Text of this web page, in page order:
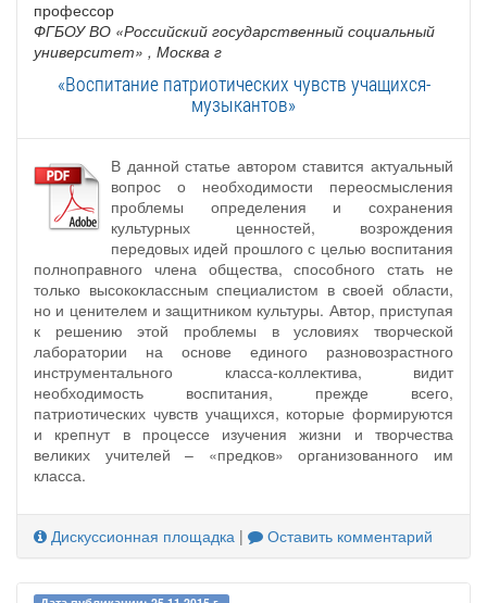
профессор
ФГБОУ ВО «Российский государственный социальный
университет» , Москва г
«Воспитание патриотических чувств учащихся-
музыкантов»
В данной статье автором ставится актуальный
вопрос о необходимости переосмысления
проблемы определения и сохранения
культурных ценностей, возрождения
передовых идей прошлого с целью воспитания
полноправного члена общества, способного стать не
только высококлассным специалистом в своей области,
но и ценителем и защитником культуры. Автор, приступая
к решению этой проблемы в условиях творческой
лаборатории на основе единого разновозрастного
инструментального класса-коллектива, видит
необходимость воспитания, прежде всего,
патриотических чувств учащихся, которые формируются
и крепнут в процессе изучения жизни и творчества
великих учителей – «предков» организованного им
класса.
Дискуссионная площадка | Оставить комментарий